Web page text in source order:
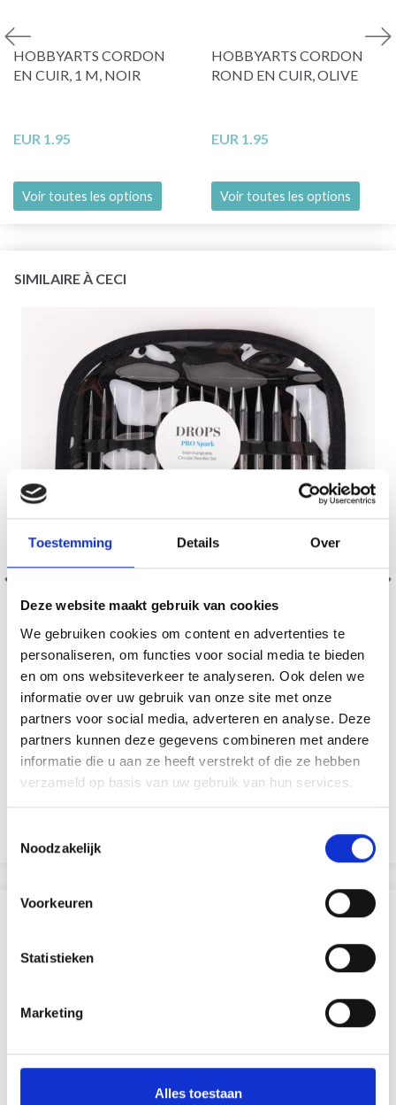
Toestemming Details Over
Deze website maakt gebruik van cookies
We gebruiken cookies om content en advertenties te
personaliseren, om functies voor social media te bieden
en om ons websiteverkeer te analyseren. Ook delen we
informatie over uw gebruik van onze site met onze
partners voor social media, adverteren en analyse. Deze
partners kunnen deze gegevens combineren met andere
informatie die u aan ze heeft verstrekt of die ze hebben
verzameld op basis van uw gebruik van hun services.
Noodzakelijk
Voorkeuren
Statistieken
Marketing
Alles toestaan
HOBBYARTS CORDON
EN CUIR, 1 M, NOIR
EUR 1.95
Voir toutes les options
HOBBYARTS CORDON
ROND EN CUIR, OLIVE
EUR 1.95
Voir toutes les options
SIMILAIRE À CECI
DROPS PRO SPARK SET AIGUILLES
INTERCHANGEABLES
EUR 36.30